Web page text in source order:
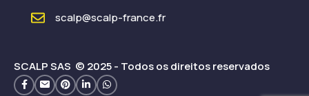
scalp@scalp-france.fr
SCALP SAS © 2025 - Todos os direitos reservados